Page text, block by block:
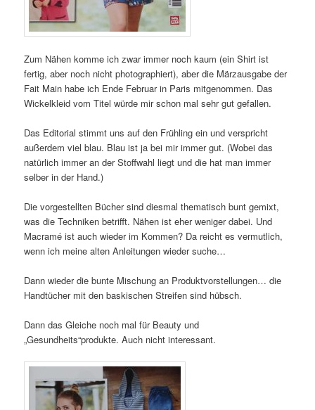
Zum Nähen komme ich zwar immer noch kaum (ein Shirt ist
fertig, aber noch nicht photographiert), aber die Märzausgabe der
Fait Main habe ich Ende Februar in Paris mitgenommen. Das
Wickelkleid vom Titel würde mir schon mal sehr gut gefallen.
Das Editorial stimmt uns auf den Frühling ein und verspricht
außerdem viel blau. Blau ist ja bei mir immer gut. (Wobei das
natürlich immer an der Stoffwahl liegt und die hat man immer
selber in der Hand.)
Die vorgestellten Bücher sind diesmal thematisch bunt gemixt,
was die Techniken betrifft. Nähen ist eher weniger dabei. Und
Macramé ist auch wieder im Kommen? Da reicht es vermutlich,
wenn ich meine alten Anleitungen wieder suche…
Dann wieder die bunte Mischung an Produktvorstellungen… die
Handtücher mit den baskischen Streifen sind hübsch.
Dann das Gleiche noch mal für Beauty und
„Gesundheits“produkte. Auch nicht interessant.